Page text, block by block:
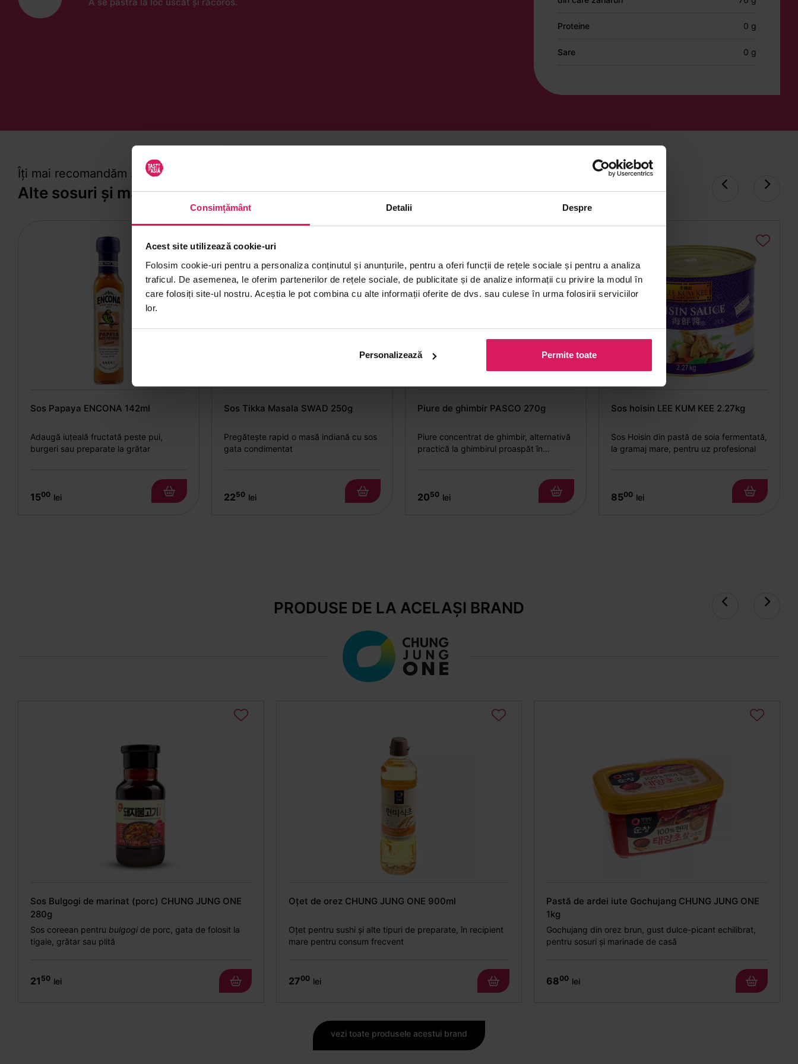
Consimțământ Detalii Despre
Acest site utilizează cookie-uri
Folosim cookie-uri pentru a personaliza conținutul și anunțurile, pentru a oferi funcții de rețele sociale și pentru a analiza
traficul. De asemenea, le oferim partenerilor de rețele sociale, de publicitate și de analize informații cu privire la modul în
care folosiți site-ul nostru. Aceștia le pot combina cu alte informații oferite de dvs. sau culese în urma folosirii serviciilor
lor.
Personalizează Permite toate
Proteine 0 g
Sare 0 g
Îți mai recomandăm și alte produse din
Alte sosuri și marinate
Sos Papaya ENCONA 142ml
Adaugă iuțeală fructată peste pui,
burgeri sau preparate la grătar
1500 lei
Sos Tikka Masala SWAD 250g
Pregătește rapid o masă indiană cu sos
gata condimentat
2250 lei
Piure de ghimbir PASCO 270g
Piure concentrat de ghimbir, alternativă
practică la ghimbirul proaspăt în
2050 lei
Sos hoisin LEE KUM KEE 2.27kg
Sos Hoisin din pastă de soia fermentată,
la gramaj mare, pentru uz profesional
8500 lei
PRODUSE DE LA ACELAȘI BRAND
Sos Bulgogi de marinat (porc) CHUNG JUNG ONE
280g
Sos coreean pentru bulgogi de porc, gata de folosit la
tigaie, grătar sau plită
21 50 lei
Oțet de orez CHUNG JUNG ONE 900ml
Oțet pentru sushi și alte tipuri de preparate, în recipient
mare pentru consum frecvent
2700 lei
Pastă de ardei iute Gochujang CHUNG JUNG ONE
1kg
Gochujang din orez brun, gust dulce-picant echilibrat,
pentru sosuri și marinade de casă
6800 lei
vezi toate produsele acestui brand